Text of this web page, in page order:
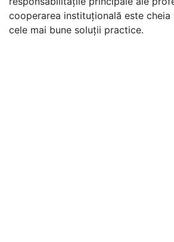
cooperarea instituțională este
cele mai bune soluții practice.